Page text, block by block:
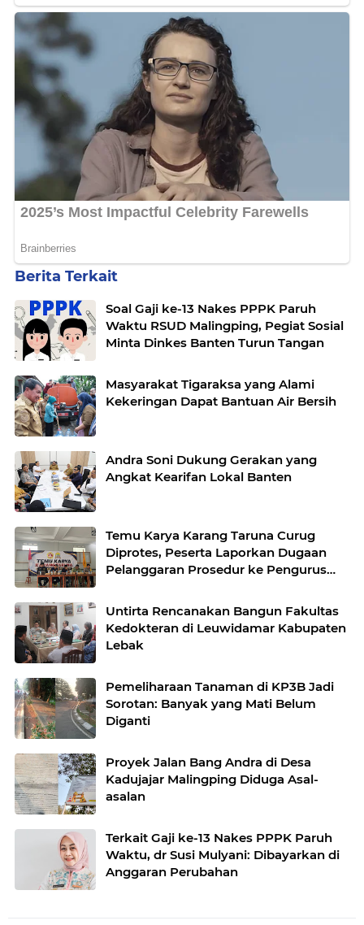
Berita Terkait
Soal Gaji ke-13 Nakes PPPK Paruh
Waktu RSUD Malingping, Pegiat Sosial
Minta Dinkes Banten Turun Tangan
Masyarakat Tigaraksa yang Alami
Kekeringan Dapat Bantuan Air Bersih
Andra Soni Dukung Gerakan yang
Angkat Kearifan Lokal Banten
Temu Karya Karang Taruna Curug
Diprotes, Peserta Laporkan Dugaan
Pelanggaran Prosedur ke Pengurus
Untirta Rencanakan Bangun Fakultas
Kedokteran di Leuwidamar Kabupaten
Lebak
Pemeliharaan Tanaman di KP3B Jadi
Sorotan: Banyak yang Mati Belum
Diganti
Proyek Jalan Bang Andra di Desa
Kadujajar Malingping Diduga Asal-
asalan
Terkait Gaji ke-13 Nakes PPPK Paruh
Waktu, dr Susi Mulyani: Dibayarkan di
Anggaran Perubahan